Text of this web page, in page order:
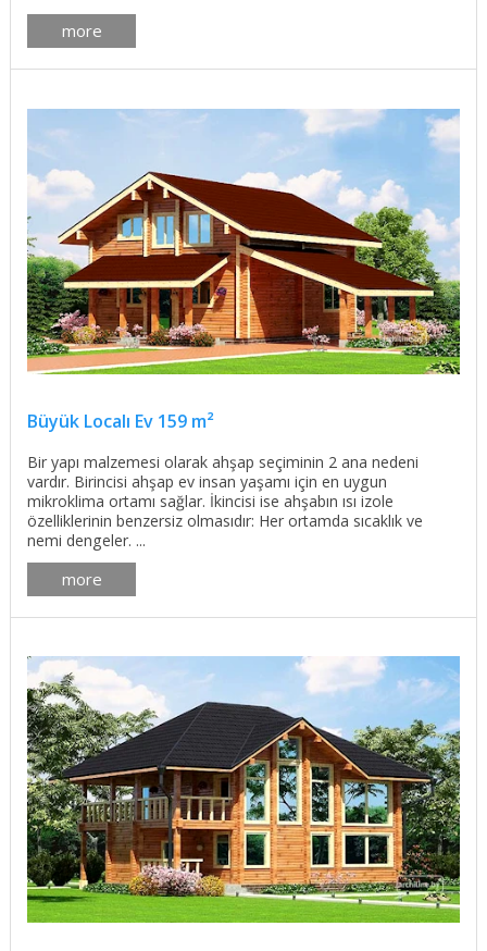
more
Büyük Localı Ev 159 m²
Bir yapı malzemesi olarak ahşap seçiminin 2 ana nedeni
vardır. Birincisi ahşap ev insan yaşamı için en uygun
mikroklima ortamı sağlar. İkincisi ise ahşabın ısı izole
özelliklerinin benzersiz olmasıdır: Her ortamda sıcaklık ve
nemi dengeler. ...
more